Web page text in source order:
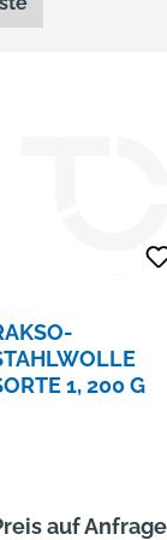
1, 200 G
auf Anfrage